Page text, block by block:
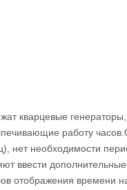
кварцевые
работу
нет необходимости
ввести
отображения времени